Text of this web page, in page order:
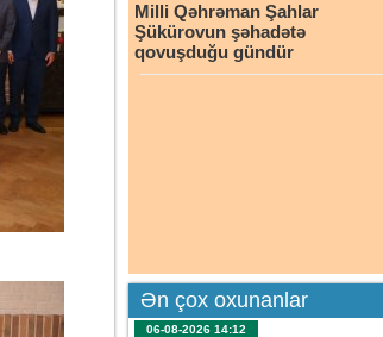
Milli Qəhrəman Şahlar
Şükürovun şəhadətə
qovuşduğu gündür
Ən çox oxunanlar
06-08-2026 14:12